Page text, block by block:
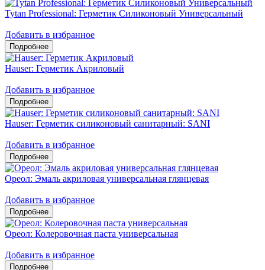
Tytan Professional: Герметик Силиконовый Универсальный
Добавить в избранное
Hauser: Герметик Акриловый
Добавить в избранное
Hauser: Герметик силиконовый санитарный: SANI
Добавить в избранное
Ореол: Эмаль акриловая универсальная глянцевая
Добавить в избранное
Ореол: Колеровочная паста универсальная
Добавить в избранное